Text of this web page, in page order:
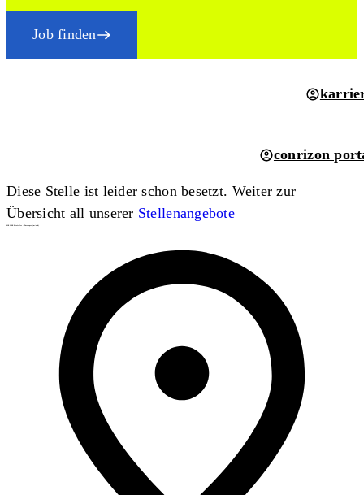
Job finden
conrizon
Diese Stelle ist leider schon besetzt. Weiter zur
Übersicht all unserer Stellenangebote